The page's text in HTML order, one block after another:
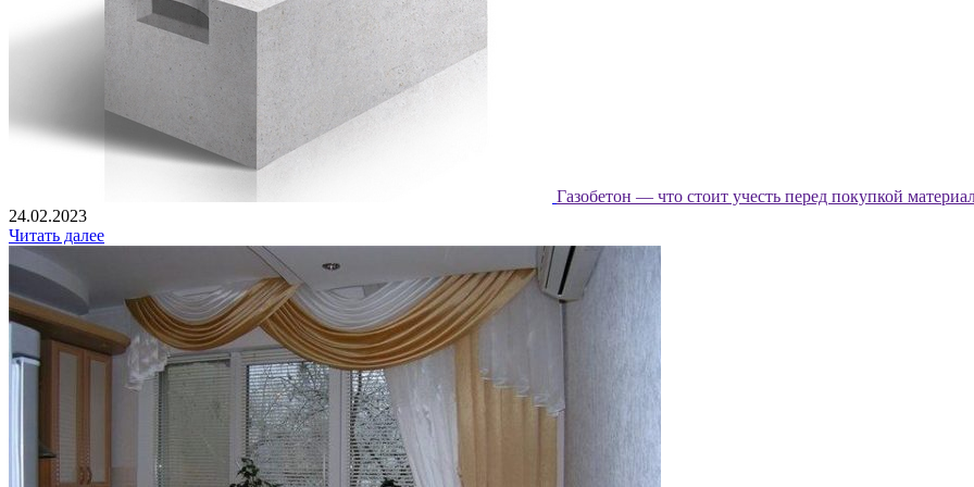
Газобетон — что стоит учесть перед покупкой
24.02.2023
Читать далее